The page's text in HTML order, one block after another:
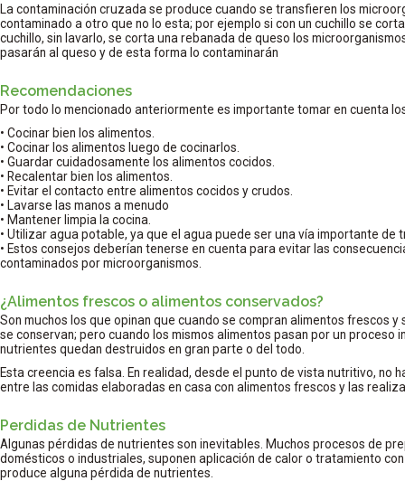
La contaminación cruzada se produce cuando se transfieren los
contaminado a otro que no lo esta; por ejemplo si con un cuchillo se
cuchillo, sin lavarlo, se corta una rebanada de queso los
pasarán al queso y de esta forma lo contaminarán
Recomendaciones
Por todo lo mencionado anteriormente es importante tomar en cuenta
• Cocinar bien los alimentos.
• Cocinar los alimentos luego de cocinarlos.
• Guardar cuidadosamente los alimentos cocidos.
• Recalentar bien los alimentos.
• Evitar el contacto entre alimentos cocidos y crudos.
• Lavarse las manos a menudo
• Mantener limpia la cocina.
• Utilizar agua potable, ya que el agua puede ser una vía importante de
• Estos consejos deberían tenerse en cuenta para evitar las
contaminados por microorganismos.
¿Alimentos frescos o alimentos conservados?
Son muchos los que opinan que cuando se compran alimentos frescos
se conservan; pero cuando los mismos alimentos pasan por un proceso
nutrientes quedan destruidos en gran parte o del todo.
Esta creencia es falsa. En realidad, desde el punto de vista nutritivo, no
entre las comidas elaboradas en casa con alimentos frescos y las
Perdidas de Nutrientes
Algunas pérdidas de nutrientes son inevitables. Muchos procesos de
domésticos o industriales, suponen aplicación de calor o tratamiento
produce alguna pérdida de nutrientes.